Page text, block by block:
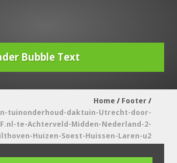
Bubble Text
Home / Footer/
tuinonderhoud-daktuin-Utrecht-door-
te-Achterveld-Midden-Nederland-2-
Huizen-Soest-Huissen-Laren-u2